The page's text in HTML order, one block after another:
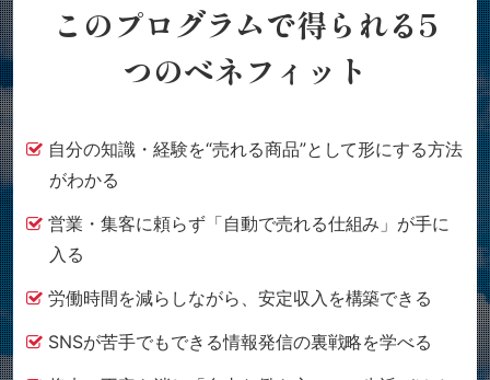
このプログラムで得られる5
つのベネフィット
自分の知識・経験を“売れる商品”として形にする方法
がわかる
営業・集客に頼らず「自動で売れる仕組み」が手に
入る
労働時間を減らしながら、安定収入を構築できる
SNSが苦手でもできる情報発信の裏戦略を学べる